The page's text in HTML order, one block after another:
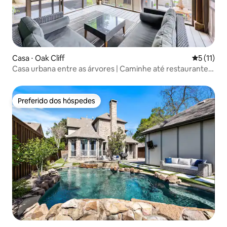
Casa ⋅ Oak Cliff 5 de uma
5 (11)
Casa urbana entre as árvores | Caminhe até restaurantes
Preferido dos hóspedes
Preferido dos hóspedes